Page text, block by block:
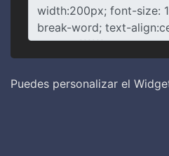
Puedes personalizar el